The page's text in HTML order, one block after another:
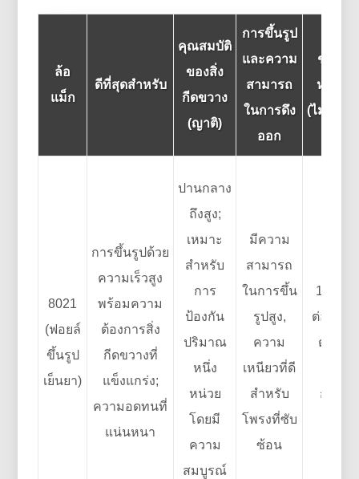
ล้อ
แม็ก
ดีที่สุดสำหรับ
คุณสมบัติ
ของสิ่ง
กีดขวาง
(ญาติ)
การขึ้นรูป
และความ
สามารถ
ในการดึง
ออก
ช่วงคว
หนาทั่ว
(ไมโครเ
8021
(ฟอยล์
ขึ้นรูป
เย็นยา)
การขึ้นรูปด้วย
ความเร็วสูง
พร้อมความ
ต้องการสิ่ง
กีดขวางที่
แข็งแกร่ง;
ความอดทนที่
แน่นหนา
ปานกลาง
ถึงสูง;
เหมาะ
สำหรับ
การ
ป้องกัน
ปริมาณ
หนึ่ง
หน่วย
โดยมี
ความ
สมบูรณ์
มีความ
สามารถ
ในการขึ้น
รูปสูง,
ความ
เหนียวที่ดี
สำหรับ
โพรงที่ซับ
ซ้อน
12–30
ต่อชั้น (
ต่างกัน
ก่อสร้